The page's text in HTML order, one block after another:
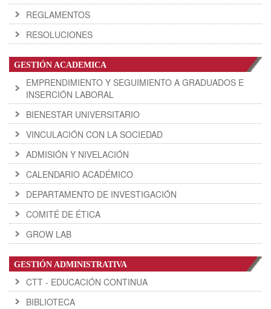
REGLAMENTOS
RESOLUCIONES
GESTIÓN ACADEMICA
EMPRENDIMIENTO Y SEGUIMIENTO A GRADUADOS E
INSERCIÓN LABORAL
BIENESTAR UNIVERSITARIO
VINCULACIÓN CON LA SOCIEDAD
ADMISIÓN Y NIVELACIÓN
CALENDARIO ACADÉMICO
DEPARTAMENTO DE INVESTIGACIÓN
COMITÉ DE ÉTICA
GROW LAB
GESTIÓN ADMINISTRATIVA
CTT - EDUCACIÓN CONTINUA
BIBLIOTECA